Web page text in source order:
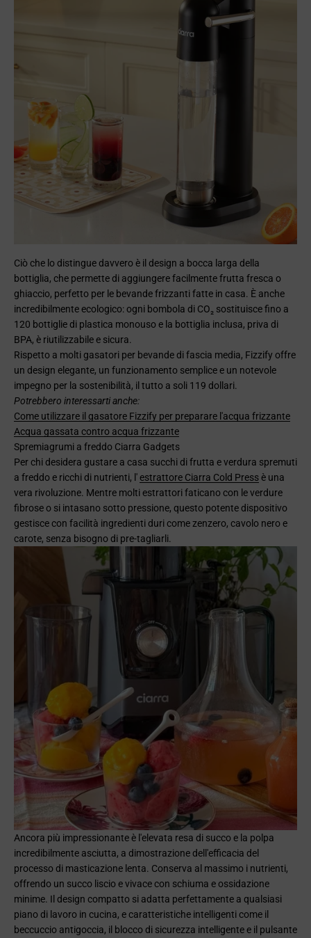
Ciò che lo distingue davvero è il design a bocca larga della
bottiglia, che permette di aggiungere facilmente frutta fresca o
ghiaccio, perfetto per le bevande frizzanti fatte in casa. È anche
incredibilmente ecologico: ogni bombola di CO₂ sostituisce fino a
120 bottiglie di plastica monouso e la bottiglia inclusa, priva di
BPA, è riutilizzabile e sicura.
Rispetto a molti gasatori per bevande di fascia media, Fizzify offre
un design elegante, un funzionamento semplice e un notevole
impegno per la sostenibilità, il tutto a soli 119 dollari.
Potrebbero interessarti anche:
Come utilizzare il gasatore Fizzify per preparare l'acqua frizzante
Acqua gassata contro acqua frizzante
Spremiagrumi a freddo Ciarra Gadgets
Per chi desidera gustare a casa succhi di frutta e verdura spremuti
a freddo e ricchi di nutrienti, l'estrattore Ciarra Cold Pressè una
vera rivoluzione. Mentre molti estrattori faticano con le verdure
fibrose o si intasano sotto pressione, questo potente dispositivo
gestisce con facilità ingredienti duri come zenzero, cavolo nero e
carote, senza bisogno di pre-tagliarli.
Ancora più impressionante è l'elevata resa di succo e la polpa
incredibilmente asciutta, a dimostrazione dell'efficacia del
processo di masticazione lenta. Conserva al massimo i nutrienti,
offrendo un succo liscio e vivace con schiuma e ossidazione
minime. Il design compatto si adatta perfettamente a qualsiasi
piano di lavoro in cucina, e caratteristiche intelligenti come il
beccuccio antigoccia, il blocco di sicurezza intelligente e il pulsante